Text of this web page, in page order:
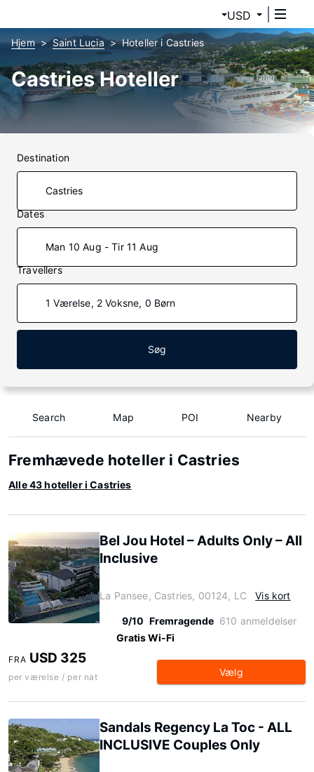
USD
Hjem Saint Lucia Hoteller i Castries
Castries Hoteller
Destination
Dates
Man 10 Aug - Tir 11 Aug
Travellers
1 Værelse, 2 Voksne, 0 Børn
Søg
Search Map POI Nearby
Fremhævede hoteller i Castries
Alle 43 hoteller i Castries
Bel Jou Hotel – Adults Only – All
Inclusive
La Pansee, Castries, 00124, LC Vis kort
9/10 Fremragende 610 anmeldelser
Gratis Wi-Fi
FRA USD 325
per værelse / per nat Vælg
Sandals Regency La Toc - ALL
INCLUSIVE Couples Only